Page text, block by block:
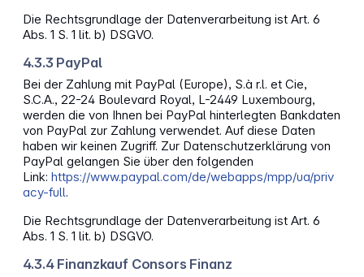
Die Rechtsgrundlage der Datenverarbeitung ist Art. 6
Abs. 1 S. 1 lit. b) DSGVO.
4.3.3 PayPal
Bei der Zahlung mit PayPal (Europe), S.à r.l. et Cie,
S.C.A., 22-24 Boulevard Royal, L-2449 Luxembourg,
werden die von Ihnen bei PayPal hinterlegten Bankdaten
von PayPal zur Zahlung verwendet. Auf diese Daten
haben wir keinen Zugriff. Zur Datenschutzerklärung von
PayPal gelangen Sie über den folgenden
Link:https://www.paypal.com/de/webapps/mpp/ua/priv
acy-full.
Die Rechtsgrundlage der Datenverarbeitung ist Art. 6
Abs. 1 S. 1 lit. b) DSGVO.
4.3.4 Finanzkauf Consors Finanz